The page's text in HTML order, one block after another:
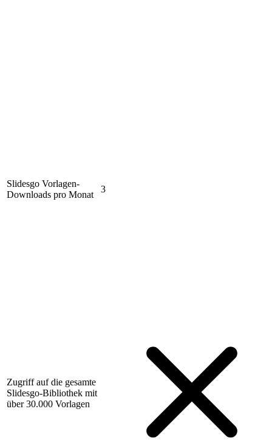
Slidesgo Vorlagen-
Downloads pro Monat
3
Zugriff auf die gesamte
Slidesgo-Bibliothek mit
über 30.000 Vorlagen